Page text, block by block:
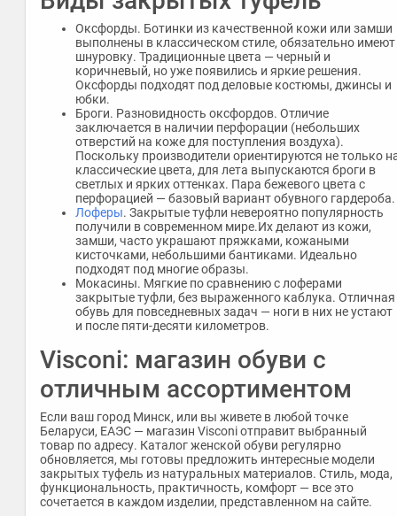
Оксфорды. Ботинки из качественной кожи или замши
выполнены в классическом стиле, обязательно имеют
шнуровку. Традиционные цвета — черный и
коричневый, но уже появились и яркие решения.
Оксфорды подходят под деловые костюмы, джинсы и
юбки.
Броги. Разновидность оксфордов. Отличие
заключается в наличии перфорации (небольших
отверстий на коже для поступления воздуха).
Поскольку производители ориентируются не только
классические цвета, для лета выпускаются броги в
светлых и ярких оттенках. Пара бежевого цвета с
перфорацией — базовый вариант обувного гардероба.
Лоферы. Закрытые туфли невероятно популярность
получили в современном мире.Их делают из кожи,
замши, часто украшают пряжками, кожаными
кисточками, небольшими бантиками. Идеально
подходят под многие образы.
Мокасины. Мягкие по сравнению с лоферами
закрытые туфли, без выраженного каблука. Отличная
обувь для повседневных задач — ноги в них не устают
и после пяти-десяти километров.
Visconi: магазин обуви с
отличным ассортиментом
Если ваш город Минск, или вы живете в любой точке
Беларуси, ЕАЭС — магазин Visconi отправит выбранный
товар по адресу. Каталог женской обуви регулярно
обновляется, мы готовы предложить интересные модели
закрытых туфель из натуральных материалов. Стиль, мода,
функциональность, практичность, комфорт — все это
сочетается в каждом изделии, представленном на сайте.